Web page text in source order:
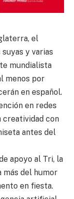
el
y varias
mundialista
menos por
en español.
en redes
creatividad con
antes del
apoyo al Tri, la
más del humor
en fiesta.